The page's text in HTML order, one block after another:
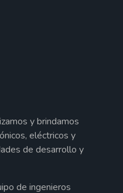
y brindamos
eléctricos y
de desarrollo y
de ingenieros